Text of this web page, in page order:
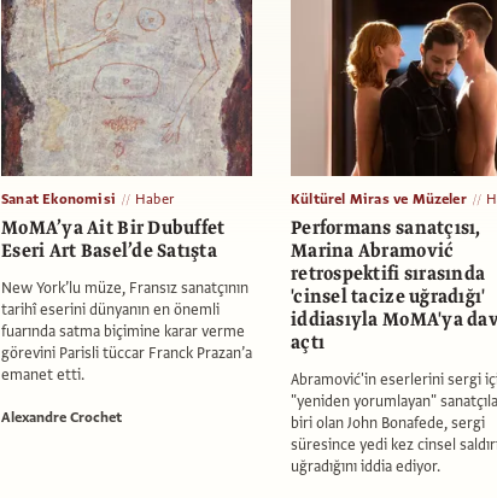
Sanat Ekonomisi Haber
MoMA’ya Ait Bir Dubuffet
Eseri Art Basel’de Satışta
New York’lu müze, Fransız sanatçının
tarihî eserini dünyanın en önemli
fuarında satma biçimine karar verme
görevini Parisli tüccar Franck Prazan’a
emanet etti.
Alexandre Crochet
Kültürel Miras ve Müzeler
Performans sanatçısı,
Marina Abramović
retrospektifi sırasında
'cinsel tacize uğradığı'
iddiasıyla MoMA'ya
açtı
Abramović'in eserlerini sergi
"yeniden yorumlayan"
biri olan John Bonafede, sergi
süresince yedi kez cinsel
uğradığını iddia ediyor.